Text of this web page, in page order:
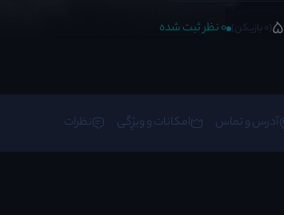
5(0 بازیکن) 0 نظر ثبت شده
آدرس و تماس امکانات و ویژِگی نظرات